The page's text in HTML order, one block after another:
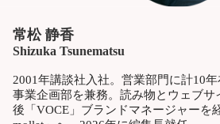
常松 静香
Shizuka Tsunematsu
2001年講談社入社。営業部門に計10
事業企画部を兼務。読み物とウェブサ
後「VOCE」ブランドマネージャーを